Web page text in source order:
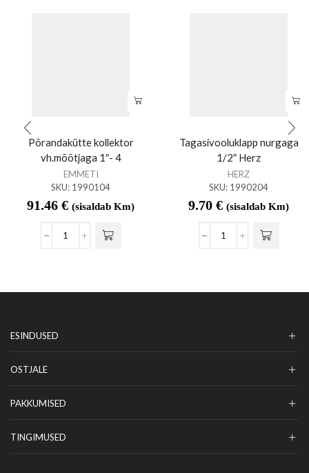
Põrandakütte kollektor
vh.mõõtjaga 1″- 4
EMMETI
SKU: 1990104
91.46 € (sisaldab Km)
Tagasivooluklapp nurgaga
1/2″ Herz
HERZ
SKU: 1990204
9.70 € (sisaldab Km)
ESINDUSED
OSTJALE
PAKKUMISED
TINGIMUSED